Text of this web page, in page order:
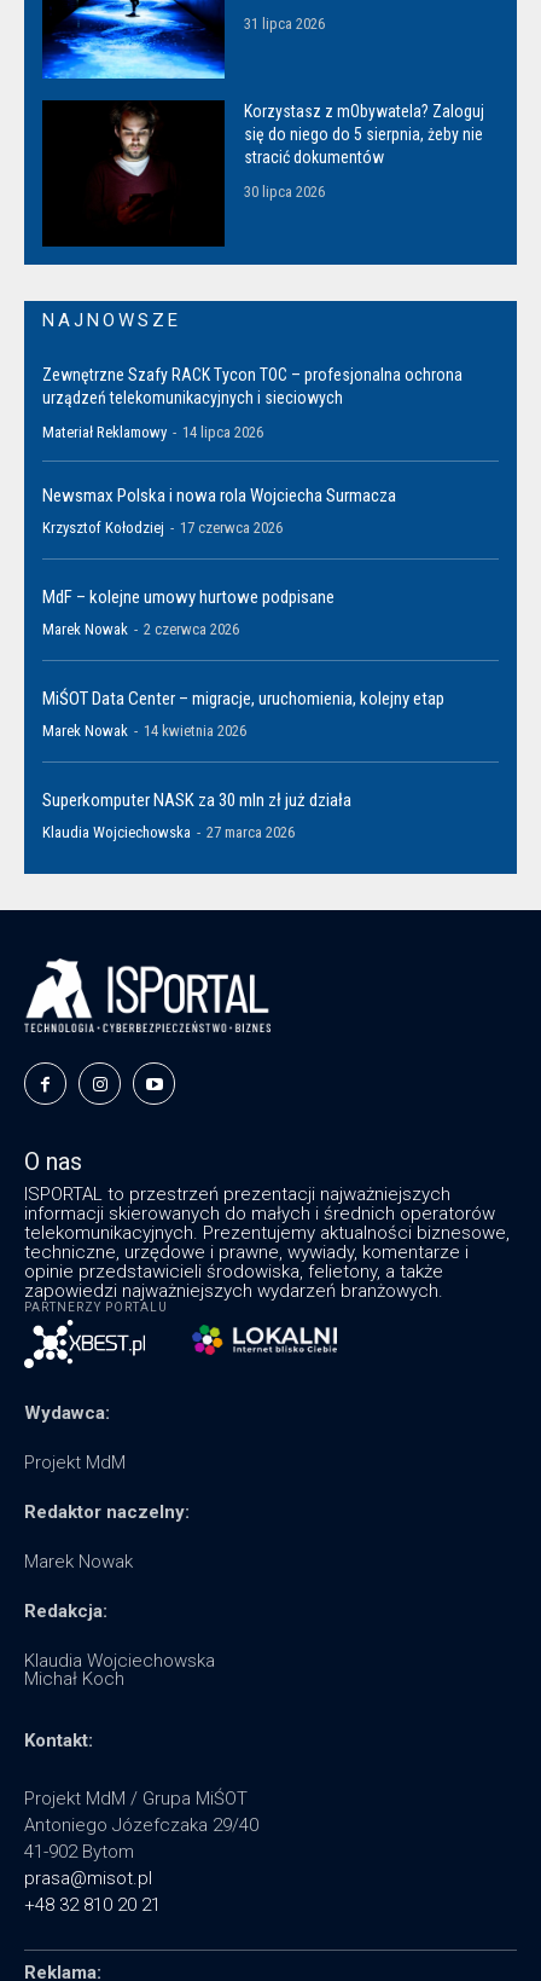
31 lipca 2026
Korzystasz z mObywatela? Zaloguj
się do niego do 5 sierpnia, żeby nie
stracić dokumentów
30 lipca 2026
NAJNOWSZE
Zewnętrzne Szafy RACK Tycon TOC – profesjonalna ochrona
urządzeń telekomunikacyjnych i sieciowych
Materiał Reklamowy - 14 lipca 2026
Newsmax Polska i nowa rola Wojciecha Surmacza
Krzysztof Kołodziej - 17 czerwca 2026
MdF – kolejne umowy hurtowe podpisane
Marek Nowak - 2 czerwca 2026
MiŚOT Data Center – migracje, uruchomienia, kolejny etap
Marek Nowak - 14 kwietnia 2026
Superkomputer NASK za 30 mln zł już działa
Klaudia Wojciechowska - 27 marca 2026
O nas
ISPORTAL to przestrzeń prezentacji najważniejszych
informacji skierowanych do małych i średnich operatorów
telekomunikacyjnych. Prezentujemy aktualności biznesowe,
techniczne, urzędowe i prawne, wywiady, komentarze i
opinie przedstawicieli środowiska, felietony, a także
zapowiedzi najważniejszych wydarzeń branżowych.
PARTNERZY PORTALU
Wydawca:
Projekt MdM
Redaktor naczelny:
Marek Nowak
Redakcja:
Klaudia Wojciechowska
Michał Koch
Kontakt:
Projekt MdM / Grupa MiŚOT
Antoniego Józefczaka 29/40
41-902 Bytom
prasa@misot.pl
+48 32 810 20 21
Reklama: